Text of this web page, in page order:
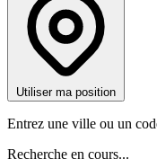
Utiliser ma position
Entrez une ville ou un
Recherche en cours...